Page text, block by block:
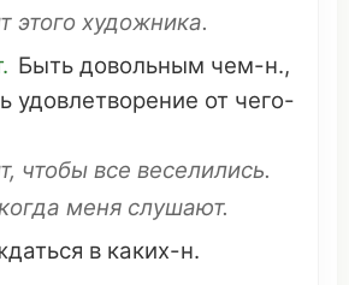
этого художника.
Быть довольным чем-н.,
удовлетворение от чего-
чтобы все веселились.
меня слушают.
в каких-н.